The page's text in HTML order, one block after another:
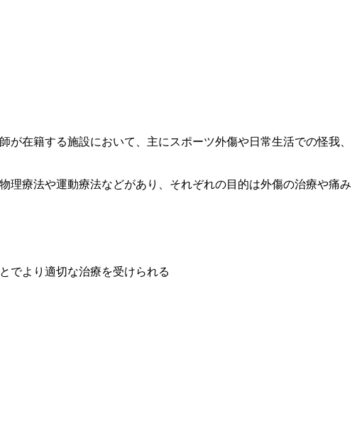
在籍する施設において、主にスポーツ外傷や日常生活での怪我、
療法や運動療法などがあり、それぞれの目的は外傷の治療や痛み
でより適切な治療を受けられる